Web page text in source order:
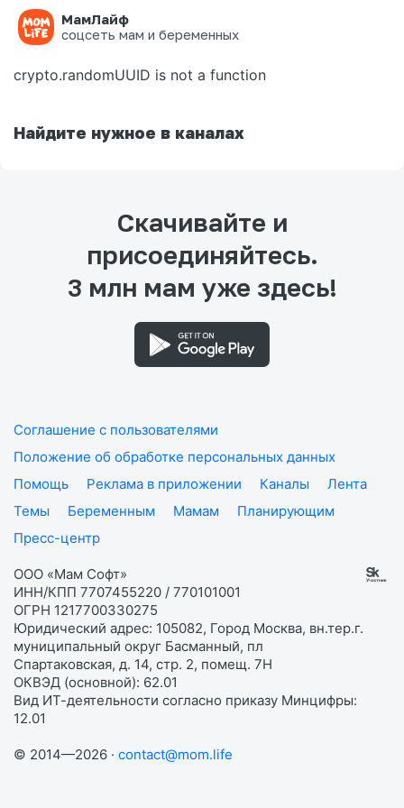
МамЛайф
соцсеть мам и беременных
Ошибка на странице
crypto.randomUUID is not a function
Найдите нужное в каналах
Скачивайте и
присоединяйтесь.
3 млн мам уже здесь!
Соглашение с пользователями
Положение об обработке персональных данных
Помощь
Реклама в приложении Каналы
Лента
Темы
Беременным Мамам
Планирующим
Пресс-центр
ООО «Мам Софт»
ИНН/КПП 7707455220 / 770101001
ОГРН 1217700330275
Юридический адрес: 105082, Город Москва, вн.тер.г.
муниципальный округ Басманный, пл
Спартаковская, д. 14, стр. 2, помещ. 7Н
ОКВЭД (основной): 62.01
Вид ИТ-деятельности согласно приказу Минцифры:
12.01
© 2014—2026 · contact@mom.life